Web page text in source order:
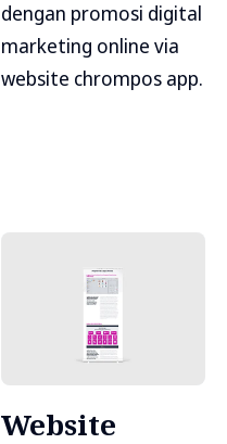
dengan promosi digital
marketing online via
website chrompos app.
Website